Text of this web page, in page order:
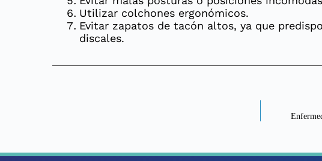
Utilizar colchones ergonómicos.
Evitar zapatos de tacón altos, ya que
discales.